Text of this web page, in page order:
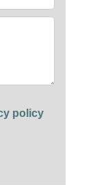
policy